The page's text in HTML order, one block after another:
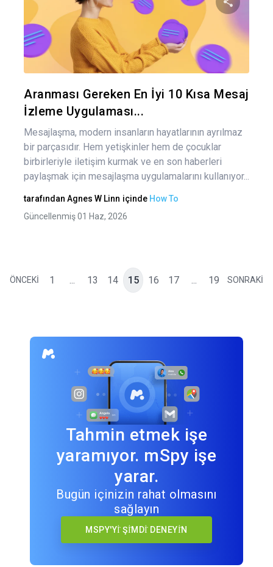
Bu
Aranması Gereken En İyi 10 Kısa Mesaj
İzleme Uygulaması...
Mesajlaşma, modern insanların hayatlarının ayrılmaz
bir parçasıdır. Hem yetişkinler hem de çocuklar
birbirleriyle iletişim kurmak ve en son haberleri
paylaşmak için mesajlaşma uygulamalarını kullanıyor...
tarafından Agnes W Linn içinde How To
Güncellenmiş 01 Haz, 2026
ÖNCEKİ 1 ... 13 14 15 16 17 ... 19 SONRAKİ
Tahmin etmek işe
yaramıyor. mSpy işe
yarar.
Bugün içinizin rahat olmasını
sağlayın
MSPY'Yİ ŞİMDİ DENEYİN